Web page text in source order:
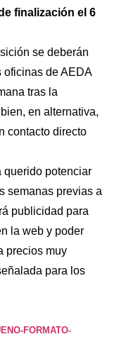
finalización el 6
se deberán
oficinas de AEDA
tras la
en alternativa,
contacto directo
querido potenciar
semanas previas a
publicidad para
la web y poder
precios muy
para los
FORMATO-